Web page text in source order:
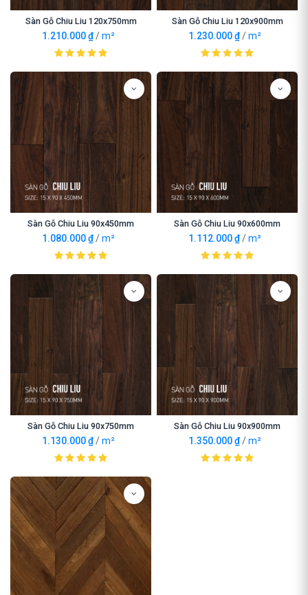
Sàn Gỗ Chiu Liu 120x750mm
1.210.000₫ /m²
Sàn Gỗ Chiu Liu 120x900mm
1.230.000₫ /m²
Sàn Gỗ Chiu Liu 90x450mm
1.080.000₫ /m²
Sàn Gỗ Chiu Liu 90x600mm
1.112.000₫ /m²
Sàn Gỗ Chiu Liu 90x750mm
1.130.000₫ /m²
Sàn Gỗ Chiu Liu 90x900mm
1.350.000₫ /m²